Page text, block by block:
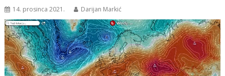
14. prosinca 2021. Darijan Markić